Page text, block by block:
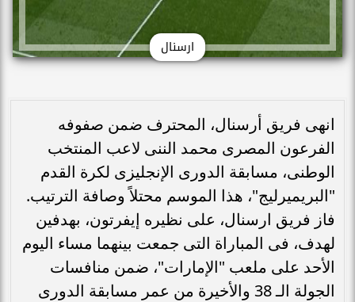
ارسنال
انهى فريق أرسنال، المحترف ضمن صفوفه
الفرعون المصرى محمد الننى لاعب المنتخب
الوطنى، مسابقة الدورى الإنجليزى لكرة القدم
"البريميرليج"، هذا الموسم محتلاً وصافة الترتيب.
فاز فريق ارسنال، على نظيره إيفرتون، بهدفين
لهدف، فى المباراة التى جمعت بينهما مساء اليوم
الأحد على ملعب "الإمارات"، ضمن منافسات
الجولة الـ 38 والأخيرة من عمر مسابقة الدورى